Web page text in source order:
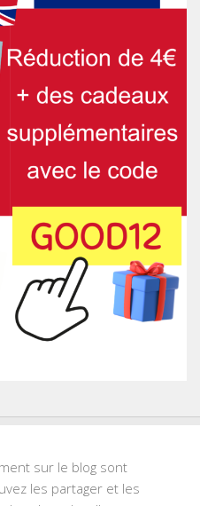
sur le blog sont
les partager et les